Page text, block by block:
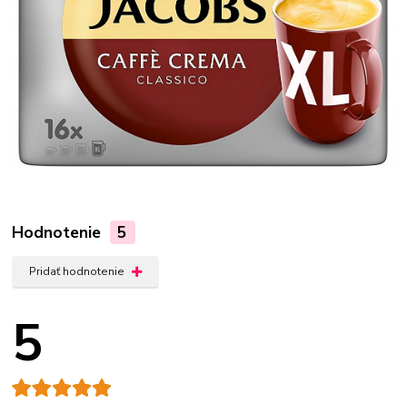
Hodnotenie 5
Pridať hodnotenie
5